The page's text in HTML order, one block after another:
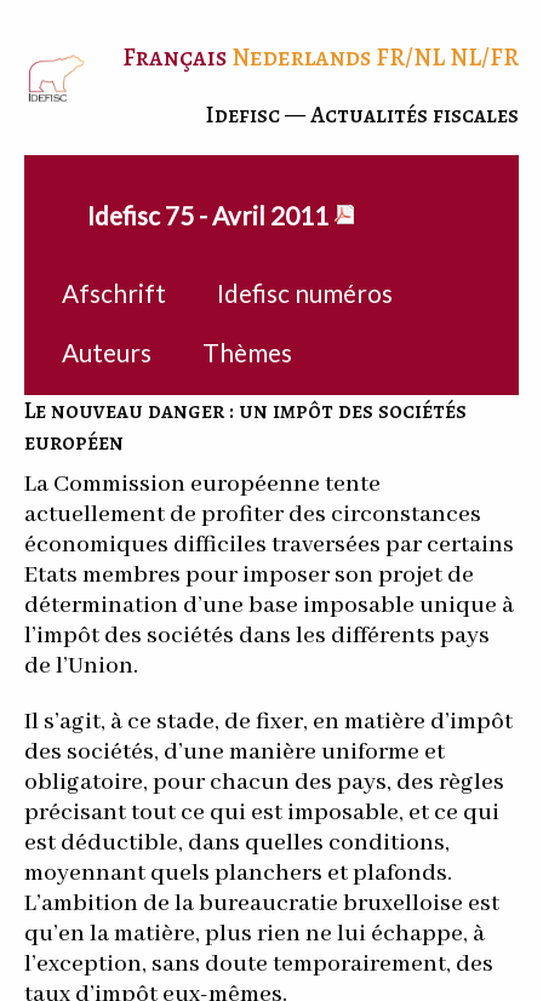
FrançaisNederlandsFR/NLNL/FR
Idefisc — Actualités fiscales
Idefisc 75 - Avril 2011
Afschrift
Idefisc numéros
Auteurs
Thèmes
Le nouveau danger : un impôt des sociétés
européen
La Commission européenne tente
actuellement de profiter des circonstances
économiques difficiles traversées par certains
Etats membres pour imposer son projet de
détermination d’une base imposable unique à
l’impôt des sociétés dans les différents pays
de l’Union.
Il s’agit, à ce stade, de fixer, en matière d’impôt
des sociétés, d’une manière uniforme et
obligatoire, pour chacun des pays, des règles
précisant tout ce qui est imposable, et ce qui
est déductible, dans quelles conditions,
moyennant quels planchers et plafonds.
L’ambition de la bureaucratie bruxelloise est
qu’en la matière, plus rien ne lui échappe, à
l’exception, sans doute temporairement, des
taux d’impôt eux-mêmes.